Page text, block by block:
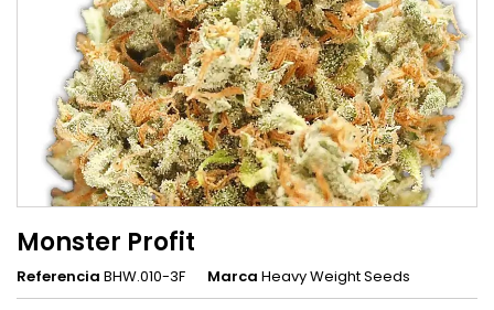
Monster Profit
Referencia BHW.010-3F Marca Heavy Weight Seeds